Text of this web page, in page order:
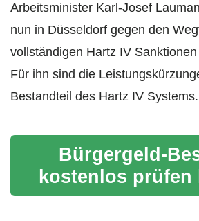
Arbeitsminister Karl-Josef
nun in Düsseldorf gegen den
vollständigen Hartz IV
Für ihn sind die
Bestandteil des Hartz IV Systems.
Bürgergeld-
kostenlos prüfen